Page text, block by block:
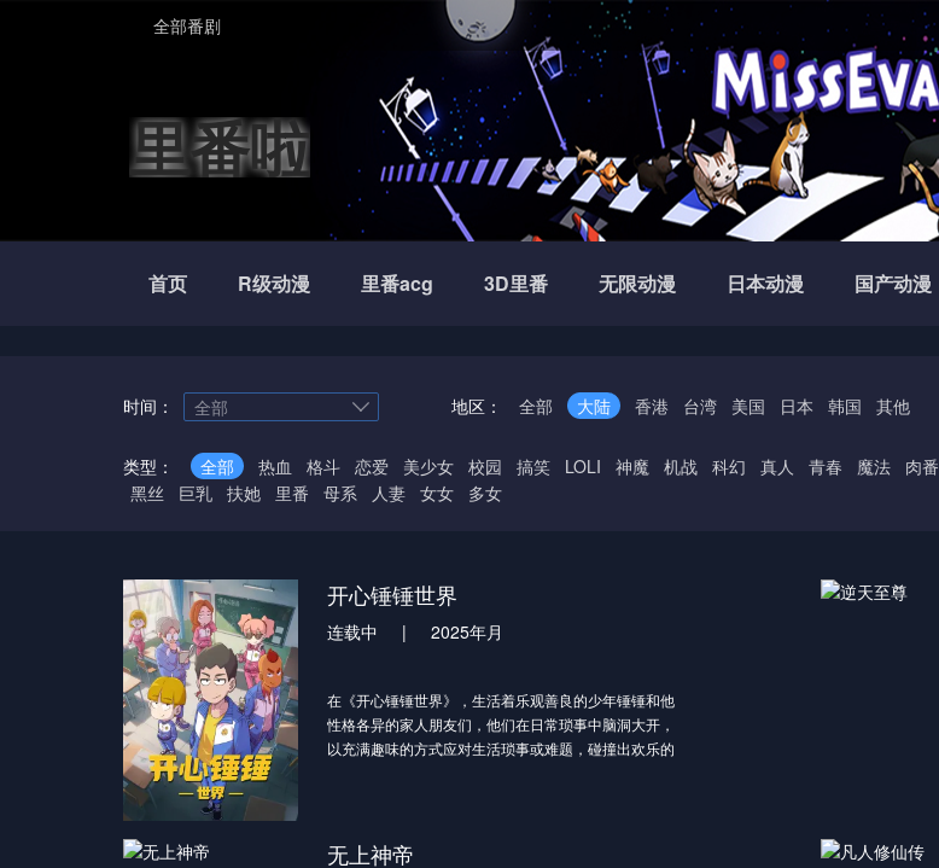
全部番剧
里番啦
首页 R级动漫 里番acg 3D里番 无限动漫 日本动漫 国产动漫
时间： 全部 地区： 全部 大陆 香港 台湾 美国 日本 韩国 其他
类型： 全部 热血 格斗 恋爱 美少女 校园 搞笑 LOLI 神魔 机战 科幻 真人 青春 魔法 肉番
黑丝
巨乳 扶她 里番 母系 人妻 女女 多女
开心锤锤世界
连载中 | 2025年月
在《开心锤锤世界》，生活着乐观善良的少年锤锤和他
性格各异的家人朋友们，他们在日常琐事中脑洞大开，
以充满趣味的方式应对生活琐事或难题，碰撞出欢乐的
无上神帝